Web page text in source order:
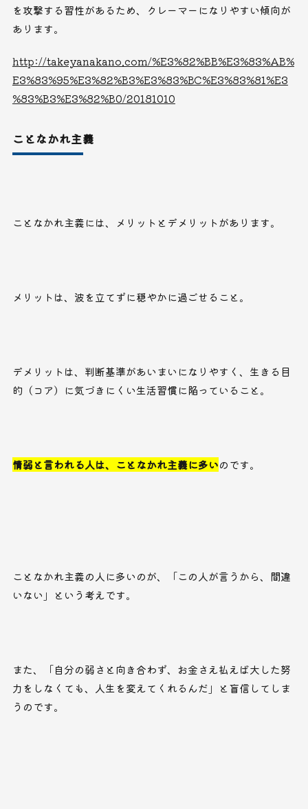
を攻撃する習性があるため、クレーマーになりやすい傾向が
あります。
http://takeyanakano.com/%E3%82%BB%E3%83%AB%
E3%83%95%E3%82%B3%E3%83%BC%E3%83%81%E3
%83%B3%E3%82%B0/20181010
ことなかれ主義
ことなかれ主義には、メリットとデメリットがあります。
メリットは、波を立てずに穏やかに過ごせること。
デメリットは、判断基準があいまいになりやすく、生きる目
的（コア）に気づきにくい生活習慣に陥っていること。
情弱と言われる人は、ことなかれ主義に多いのです。
ことなかれ主義の人に多いのが、「この人が言うから、間違
いない」という考えです。
また、「自分の弱さと向き合わず、お金さえ払えば大した努
力をしなくても、人生を変えてくれるんだ」と盲信してしま
うのです。